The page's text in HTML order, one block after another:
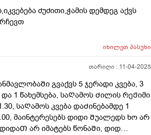
ძუძითი,ჭამის დემდეგ აქვს
იხილეთპასუხი
თარიღი : 11-04-2025
გვაქვს 5 ჯერადი კვება, 3
და 1 წახემსება, საᲦამოს Ძილის რეᲟიმი
საᲦამოს კვება დაᲫინებამდე 1
მაინტერესებს დიდი Შუალედს ხო არ
არ იმატებს წონაᲨი, დიდ